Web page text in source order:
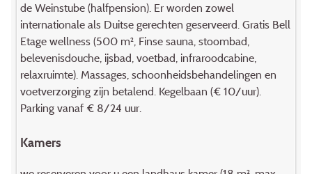
de Weinstube (halfpension). Er worden zowel
internationale als Duitse gerechten geserveerd. Gratis Bell
Etage wellness (500 m², Finse sauna, stoombad,
belevenisdouche, ijsbad, voetbad, infraroodcabine,
relaxruimte). Massages, schoonheidsbehandelingen en
voetverzorging zijn betalend. Kegelbaan (€ 10/uur).
Parking vanaf € 8/24 uur.
Kamers